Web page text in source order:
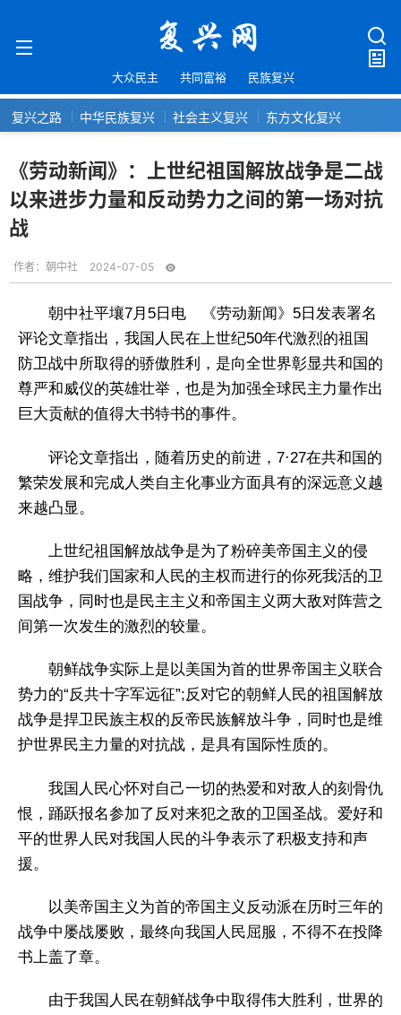
大众民主 共同富裕 民族复兴
复兴之路 中华民族复兴 社会主义复兴 东方文化复兴
《劳动新闻》：上世纪祖国解放战争是二战
以来进步力量和反动势力之间的第一场对抗
战
作者： 朝中社 2024-07-05
朝中社平壤7月5日电 《劳动新闻》5日发表署名
评论文章指出，我国人民在上世纪50年代激烈的祖国
防卫战中所取得的骄傲胜利，是向全世界彰显共和国的
尊严和威仪的英雄壮举，也是为加强全球民主力量作出
巨大贡献的值得大书特书的事件。
评论文章指出，随着历史的前进，7·27在共和国的
繁荣发展和完成人类自主化事业方面具有的深远意义越
来越凸显。
上世纪祖国解放战争是为了粉碎美帝国主义的侵
略，维护我们国家和人民的主权而进行的你死我活的卫
国战争，同时也是民主主义和帝国主义两大敌对阵营之
间第一次发生的激烈的较量。
朝鲜战争实际上是以美国为首的世界帝国主义联合
势力的“反共十字军远征”;反对它的朝鲜人民的祖国解放
战争是捍卫民族主权的反帝民族解放斗争，同时也是维
护世界民主力量的对抗战，是具有国际性质的。
我国人民心怀对自己一切的热爱和对敌人的刻骨仇
恨，踊跃报名参加了反对来犯之敌的卫国圣战。爱好和
平的世界人民对我国人民的斗争表示了积极支持和声
援。
以美帝国主义为首的帝国主义反动派在历时三年的
战争中屡战屡败，最终向我国人民屈服，不得不在投降
书上盖了章。
由于我国人民在朝鲜战争中取得伟大胜利，世界的